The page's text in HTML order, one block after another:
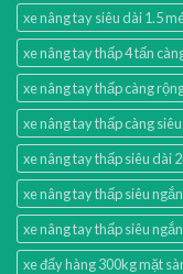
xe nâng tay siêu dài 1.5
xe nâng tay thấp 4 tấn
xe nâng tay thấp càng
xe nâng tay thấp càng
xe nâng tay thấp siêu dài
xe nâng tay thấp siêu
xe nâng tay thấp siêu
xe đẩy hàng 300kg mặt